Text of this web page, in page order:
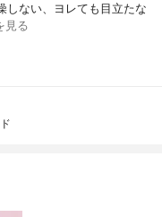
しない、ヨレても目立たな
見る